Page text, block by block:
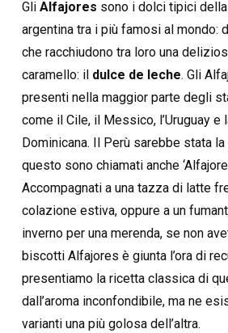
Gli Alfajores sono i dolci tipici
argentina tra i più famosi al mondo:
che racchiudono tra loro una
caramello: il dulce de leche. Gli
presenti nella maggior parte degli
come il Cile, il Messico, l’Uruguay e
Dominicana. Il Perù sarebbe stata
questo sono chiamati anche
Accompagnati a una tazza di latte
colazione estiva, oppure a un
inverno per una merenda, se non
biscotti Alfajores è giunta l’ora di
presentiamo la ricetta classica di
dall’aroma inconfondibile, ma ne
varianti una più golosa dell’altra.